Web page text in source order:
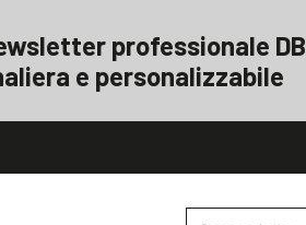
professionale DB
e personalizzabile